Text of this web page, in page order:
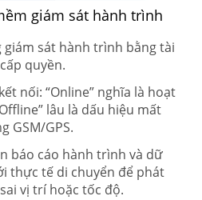
giám sát hành trình
sát hành trình bằng tài
quyền.
nối: “Online” nghĩa là hoạt
lâu là dấu hiệu mất
GSM/GPS.
báo cáo hành trình và dữ
thực tế di chuyển để phát
vị trí hoặc tốc độ.